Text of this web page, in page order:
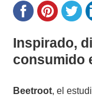
Inspirado,
consumido
Beetroot, el